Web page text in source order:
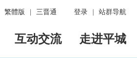
登录 站群导航
繁體版 三晋通
互动交流 走进平城